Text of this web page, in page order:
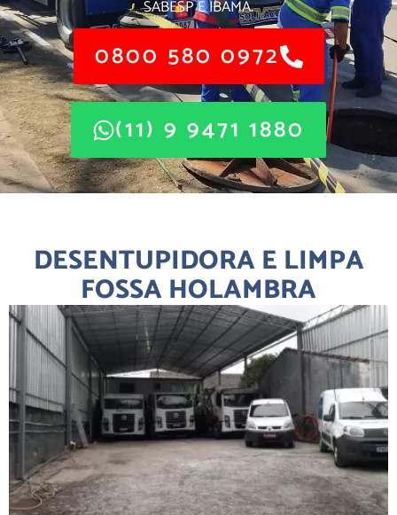
SABESP E IBAMA.
0800 580 0972
(11) 9 9471 1880
DESENTUPIDORA E LIMPA
FOSSA HOLAMBRA